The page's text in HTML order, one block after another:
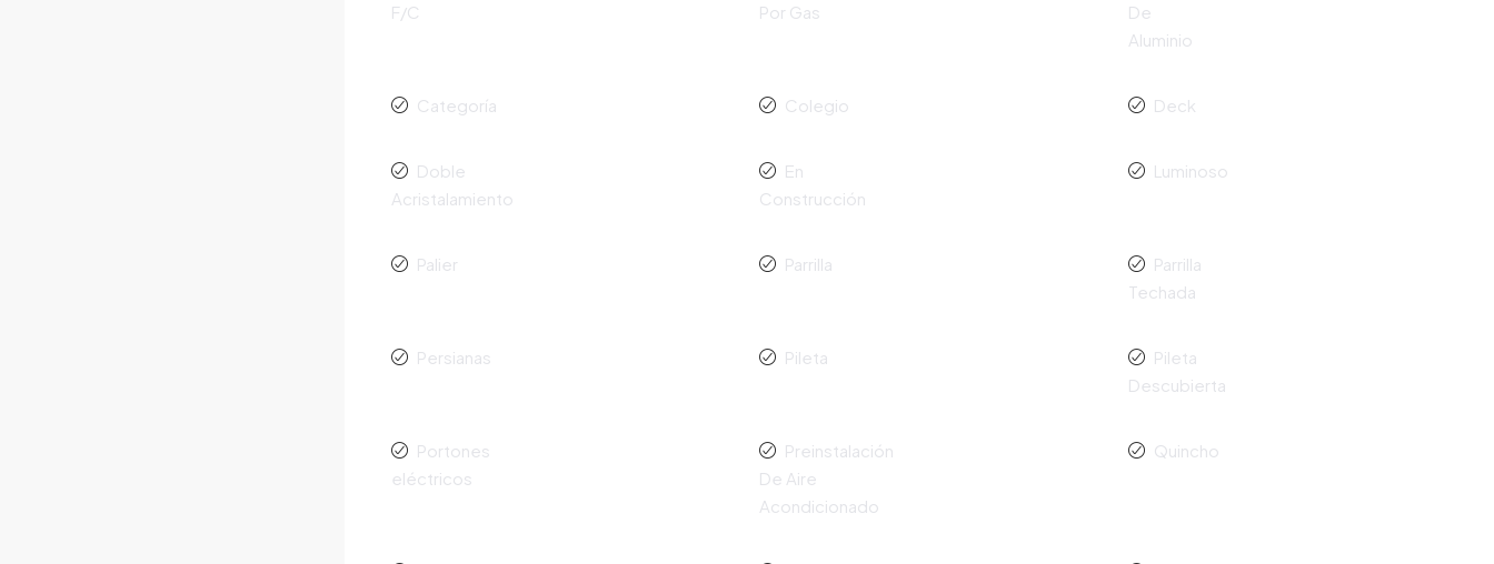
F/C
Por Gas
De
Aluminio
Categoría Colegio Deck
Doble
Acristalamiento
En
Construcción
Luminoso
Palier Parrilla
Parrilla
Techada
Persianas Pileta
Pileta
Descubierta
Portones
eléctricos
Preinstalación
De Aire
Acondicionado
Quincho